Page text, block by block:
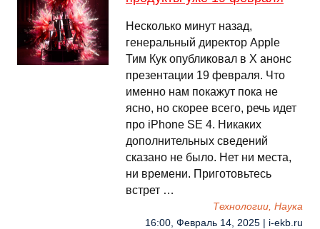
Несколько минут назад,
генеральный директор Apple
Тим Кук опубликовал в X анонс
презентации 19 февраля. Что
именно нам покажут пока не
ясно, но скорее всего, речь идет
про iPhone SE 4. Никаких
дополнительных сведений
сказано не было. Нет ни места,
ни времени. Приготовьтесь
встрет …
Технологии, Наука
16:00, Февраль 14, 2025 | i-ekb.ru